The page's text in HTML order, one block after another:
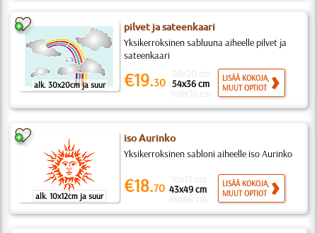
alk. 30x20cm ja suur
pilvet ja sateenkaari
Yksikerroksinen sabluuna aiheelle pilvet ja
sateenkaari
€19.30 54x36 cm
LISÄÄ KOKOJA,
MUUT OPTIOT
alk. 10x12cm ja suur
iso Aurinko
Yksikerroksinen sabloni aiheelle iso Aurinko
€18.70 43x49 cm
LISÄÄ KOKOJA,
MUUT OPTIOT